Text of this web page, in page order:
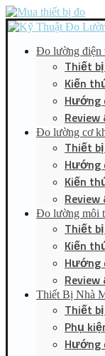
Đo lường điện
Thiết
Kiến
Hướng
Review
Đo lường cơ
Thiết
Hướng
Kiến
Review
Đo lường môi
Thiết
Kiến
Hướng
Review
Thiết Bị Nhà
Thiết
Phụ
Hướng